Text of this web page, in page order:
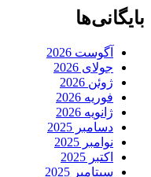
بایگانی‌ها
آگوست 2026
جولای 2026
ژوئن 2026
فوریه 2026
ژانویه 2026
دسامبر 2025
نوامبر 2025
اکتبر 2025
سپتامبر 2025